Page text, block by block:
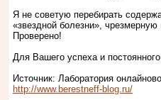
Я не советую перебирать
«звездной болезни»,
Проверено!
Для Вашего успеха и
Источник: Лаборатория
http://www.berestneff-blog.ru/